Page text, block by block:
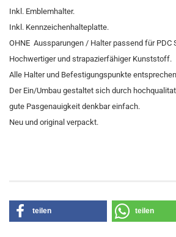
Inkl. Emblemhalter.
Inkl. Kennzeichenhalteplatte.
OHNE Aussparungen / Halter passend für PDC
Hochwertiger und strapazierfähiger Kunststoff.
Alle Halter und Befestigungspunkte
Der Ein/Umbau gestaltet sich durch
gute Pasgenauigkeit denkbar einfach.
Neu und original verpackt.
teilen teilen